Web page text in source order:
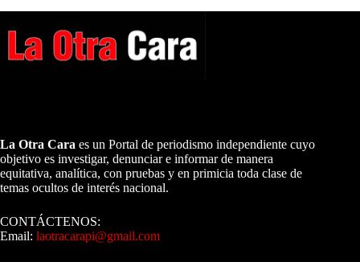
La Otra Cara es un Portal de periodismo independiente cuyo
objetivo es investigar, denunciar e informar de manera
equitativa, analítica, con pruebas y en primicia toda clase de
temas ocultos de interés nacional.
CONTÁCTENOS:
Email: laotracarapi@gmail.com